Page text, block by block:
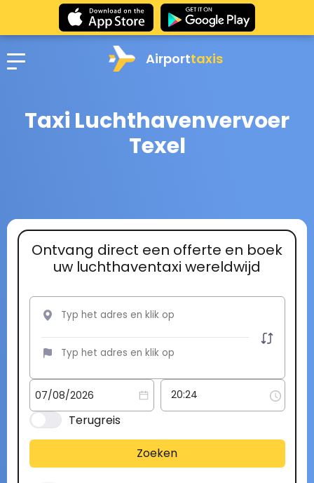
Airporttaxis
Taxi Luchthavenvervoer
Texel
Ontvang direct een offerte en boek
uw luchthaventaxi wereldwijd
Terugreis
Zoeken